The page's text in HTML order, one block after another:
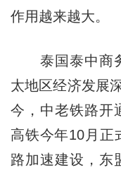
作用越来越大。
泰国泰中商务
太地区经济发展
今，中老铁路开
高铁今年10月正
路加速建设，东